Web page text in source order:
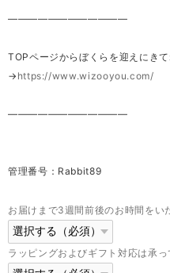
————————————
TOPページからぼくらを迎えにきて
→ https://www.wizooyou.com/
————————————
管理番号：Rabbit89
お届けまで3週間前後のお時間をい
ラッピングおよびギフト対応は承っ